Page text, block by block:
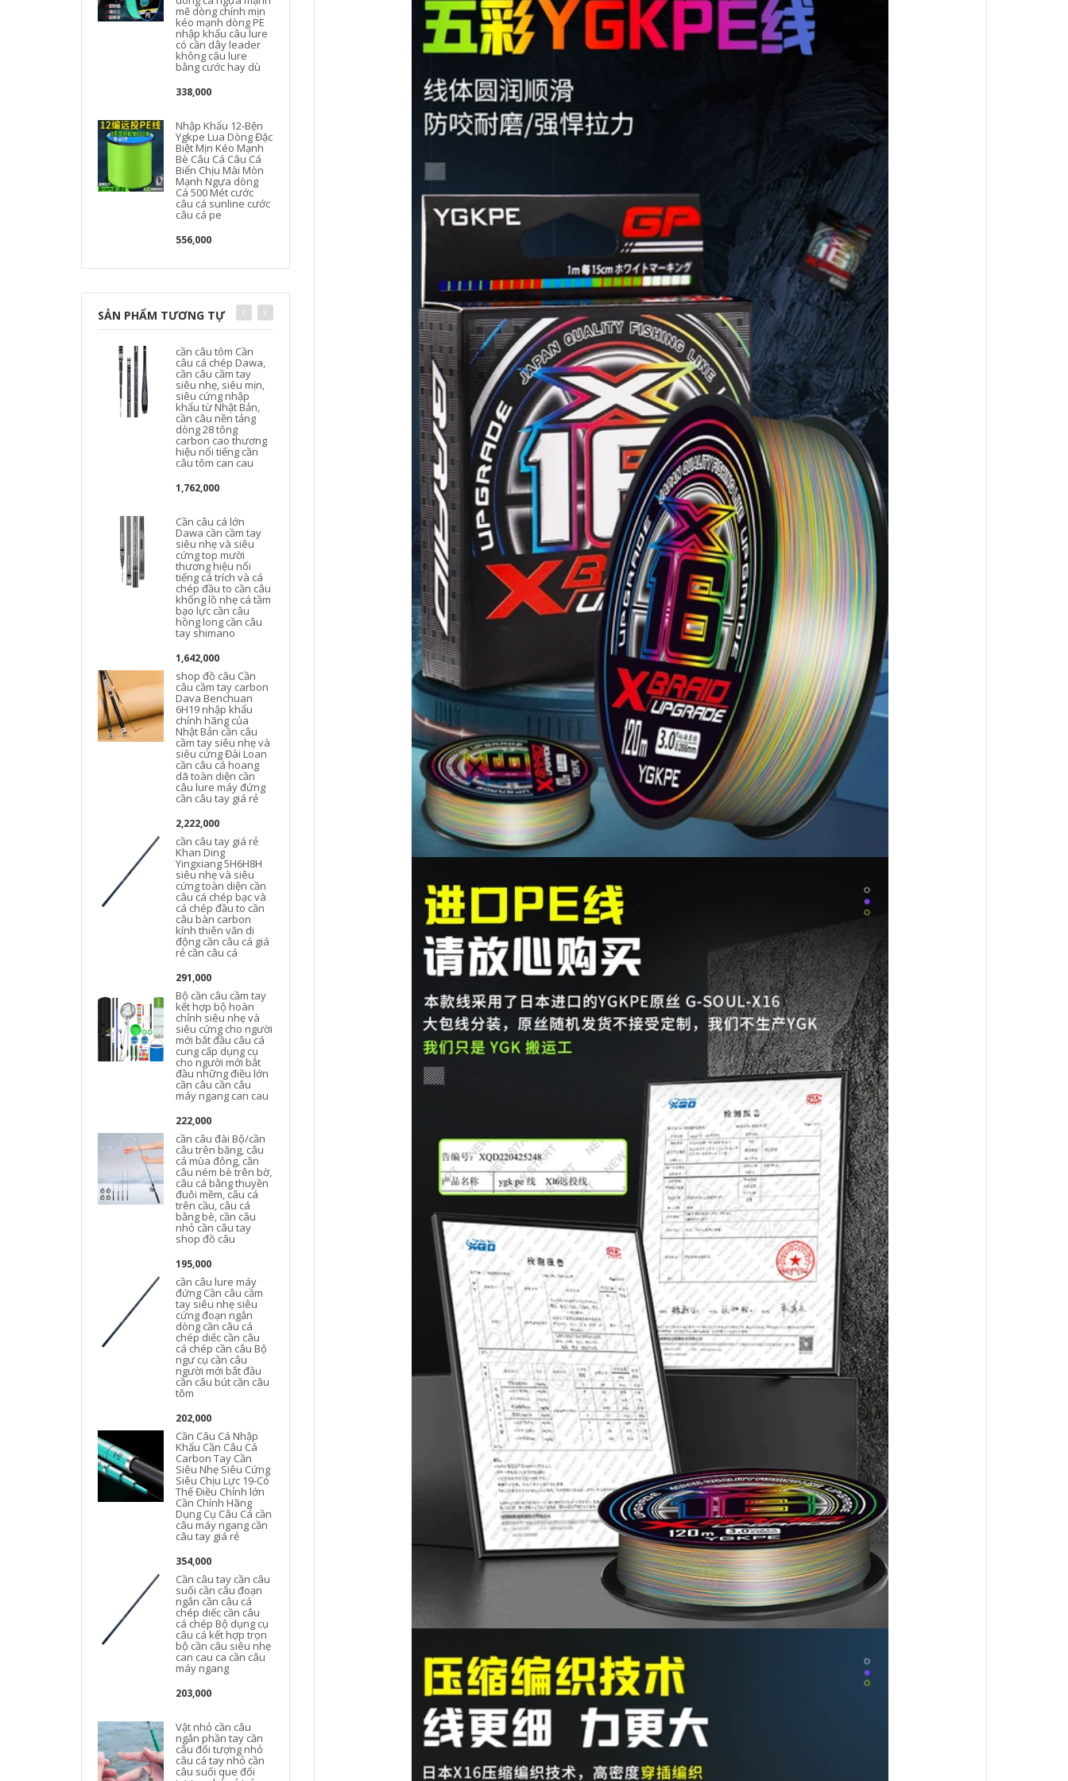
mẽ dòng chính mịn
kéo mạnh dòng PE
nhập khẩu câu lure
có cần dây leader
không câu lure
bằng cước hay dù
338,000
Nhập Khẩu 12-Bện
Ygkpe Lua Dòng Đặc
Biệt Mịn Kéo Mạnh
Bè Câu Cá Câu Cá
Biển Chịu Mài Mòn
Mạnh Ngựa dòng
Cá 500 Mét cước
câu cá sunline cước
câu cá pe
556,000
Dây câu cá lụa vàng
siêu mềm nhập
khẩu từ Đức Dây
chính cao cấp chính
power 300m câu đài
kéo mạnh và dây
câu chính chống
mài mòn cước
leader cước câu cá
423,000
Dây ygkpe 12 dây
nhập khẩu lực kéo
mạnh, mồi đúc cự ly
cá shimano cuoc
684,000
SẢN PHẨM TƯƠNG TỰ
cần câu tôm Cần
câu cá chép Dawa,
cần câu cầm tay
siêu nhẹ, siêu mịn,
siêu cứng nhập
khẩu từ Nhật Bản,
cần câu nền tảng
dòng 28 tông
carbon cao thương
hiệu nổi tiếng cần
câu tôm can cau
1,762,000
Cần câu cá lớn
Dawa cần cầm tay
siêu nhẹ và siêu
cứng top mười
thương hiệu nổi
tiếng cá trích và cá
chép đầu to cần câu
khổng lồ nhẹ cá tầm
bạo lực cần câu
hồng long cần câu
tay shimano
1,642,000
shop đồ câu Cần
câu cầm tay carbon
Dava Benchuan
6H19 nhập khẩu
chính hãng của
Nhật Bản cần câu
cầm tay siêu nhẹ và
siêu cứng Đài Loan
cần câu cá hoang
dã toàn diện cần
câu lure máy đứng
cần câu tay giá rẻ
2,222,000
cần câu tay giá rẻ
Khan Ding
Yingxiang 5H6H8H
siêu nhẹ và siêu
cứng toàn diện cần
câu cá chép bạc và
cá chép đầu to cần
câu bàn carbon
kính thiên văn di
động cần câu cá giá
rẻ cần câu cá
291,000
Bộ cần câu cầm tay
kết hợp bộ hoàn
chỉnh siêu nhẹ và
siêu cứng cho người
mới bắt đầu câu cá
cung cấp dụng cụ
cho người mới bắt
đầu những điều lớn
cần câu cần câu
máy ngang can cau
222,000
cần câu đài Bộ/cần
câu trên băng, câu
cá mùa đông, cần
câu ném bè trên bờ,
câu cá bằng thuyền
đuôi mềm, câu cá
trên cầu, câu cá
bằng bè, cần câu
nhỏ cần câu tay
shop đồ câu
195,000
cần câu lure máy
đứng Cần câu cầm
tay siêu nhẹ siêu
cứng đoạn ngắn
dòng cần câu cá
chép diếc cần câu
cá chép cần câu Bộ
ngư cụ cần câu
người mới bắt đầu
cần câu bút cần câu
tôm
202,000
Cần Câu Cá Nhập
Khẩu Cần Câu Cá
Carbon Tay Cần
Siêu Nhẹ Siêu Cứng
Siêu Chịu Lực 19-Có
Thể Điều Chỉnh lớn
Cần Chính Hãng
Dụng Cụ Câu Cá cần
câu máy ngang cần
câu tay giá rẻ
354,000
Cần câu tay cần câu
suối cần câu đoạn
ngắn cần câu cá
chép diếc cần câu
cá chép Bộ dụng cụ
câu cá kết hợp trọn
bộ cần câu siêu nhẹ
can cau ca cần câu
máy ngang
203,000
Vật nhỏ cần câu
ngắn phần tay cần
câu đối tượng nhỏ
câu cá tay nhỏ cần
câu suối que đối
shop cần câu Cần
Câu Tay Cần Siêu
Nhẹ Và Siêu Cứng
Người Mới Phần
Ngắn Dòng Cần Câu
Cá Bộ Dụng Cụ Tiếp
Liệu Cần Câu Cá
Bàn Câu Cá cần câu
cá shimano cần câu
cần shimano Cần
câu nhỏ bằng kính
thiên văn để câu
tôm hùm, câu cua,
câu cá vàng, dụng
cụ câu cá ngắm
cảnh công viên, cần
câu sợi thủy tinh giải
trí, cần câu trên
băng cần lure máy
đứng cần câu lure
can cau cá Cần câu
Bihai Cá mập bay
Cần câu tay Cần câu
cá chép diếc Cần
câu tay Bộ cần câu
cần câu lục cần câu
cần câu tầm xanh
Cần Câu Langjian
Hongyun Tay Cần
Siêu Nhẹ Và Siêu
Cứng 19 Màu Cần
Dava Luya Bộ Cần
Người Mới Carbon
Ném Cần Câu Cá
Quay Mới Luya can
cau but cần câu tôm
Yi Zhulin siêu ngắn
cần câu cầm tay
siêu nhẹ và siêu
cứng 19 tông màu
đặc biệt cần câu tay
mịn 37 bộ cần câu
được giải phóng mặt
bằng đồ câu cá cần
nhẹ và cứng 19 tông
đầu to cần câu
cần câu máy cần
đoạn ngắn siêu nhẹ
câu Bộ dụng cụ câu
cá kết hợp Bộ dụng
chỉnh cần câu máy
shimano can cau cá
Người mới bắt đầu
câu cá trọn bộ phần
ngắn tay cần câu
suối cần sợi thủy
tinh cứng giá đặc
biệt 9.9 Bộ cần câu
siêu nhẹ can cau
but can cau
219,000
(Laogui chính hãng
mua một tặng một)
Cần câu Laogui cầm
tay cần câu đoạn
ngắn cần câu suối
cần câu cá diếc cần
câu lure máy đứng
cần câu tay
206,000
Ba mét sáu cần câu
cầm tay năm mét
bốn cần câu 2 mét 7
hai mét hai mét bảy
19 có thể điều chỉnh
câu siêu nhẹ và
siêu cứng 5 cần câu
cá cần câu máy
ngang
287,000
cần câu đài Cần Câu
Tay Cần Siêu Nhẹ
Siêu Cứng Cá Diếc
Cần Đoạn Ngắn
Dòng Cần Người Mới
Câu Cá Bộ Cá Chép
cần Câu Hoang Dã
cần câu máy giá rẻ
cần câu tay giá rẻ
cần câu cá giá rẻ
(Laogui chính hãng
mua một tặng một)
Cần câu tay Laogui
siêu nhẹ siêu cứng
cần suối đoạn ngắn
cần câu cá diếc đồ
câu cá cần câu cá
shop đồ câu Cần
câu Bihai Cá mập
bay Cần câu tay Cần
câu cá chép diếc
Cần câu tay Bộ cần
câu can cau cá cần
cần câu cá diếc cần
câu cá chép cần câu
siêu nhẹ siêu cứng
cần câu ngư cụ kết
hợp bộ hoàn chỉnh
cần câu cần câu cá
203,000
cước câu cá ion
power 300m Dây
câu dài 500 mét
nhập khẩu dây
chính chính hãng
dây nylon cực cạnh
tranh dây đốm cạnh
tranh dây phụ
chống cong dây câu
Đài Loan dây câu
dây câu cá
190,000
câu đài bằng dây dù
Dây câu nylon
cường độ cao dây
cước keo dây câu
cá dây bện dây câu
nylon một pound
câu lure bằng cước
hay dù cước leader
286,000
Dây câu lụa vàng
tốt nhất dây chính
dây nylon chính
hãng dây phụ siêu
mềm dây câu kéo
mạnh lụa thô Nhật